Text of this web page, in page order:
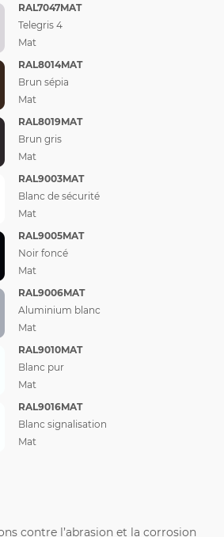
RAL7047MAT
Telegris 4
Mat
RAL8014MAT
Brun sépia
Mat
RAL8019MAT
Brun gris
Mat
RAL9003MAT
Blanc de sécurité
Mat
RAL9005MAT
Noir foncé
Mat
RAL9006MAT
Aluminium blanc
Mat
RAL9010MAT
Blanc pur
Mat
RAL9016MAT
Blanc signalisation
Mat
contre l’abrasion et la corrosion